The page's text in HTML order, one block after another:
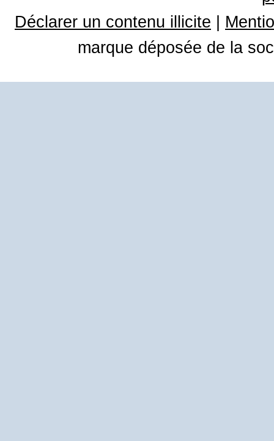
Déclarer un contenu illicite
marque déposée de la